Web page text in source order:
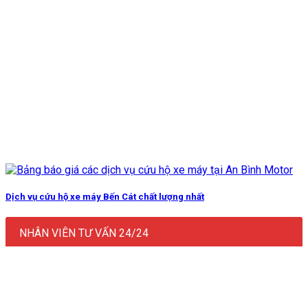
Dịch vụ cứu hộ xe máy Bến Cát chất lượng nhất
NHÂN VIÊN TƯ VẤN 24/24